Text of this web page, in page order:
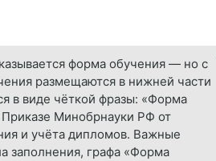
форма обучения — но с
размещаются в нижней части
в виде чёткой фразы: «Форма
Приказе Минобрнауки РФ от
и учёта дипломов. Важные
заполнения, графа «Форма